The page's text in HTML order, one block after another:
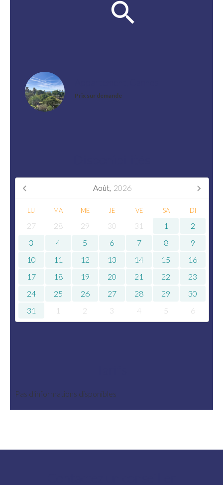
Prix sur demande
Août, 2026
LU MA ME JE VE SA DI
27 28 29 30 31 1
2
3
4 5 6 7 8
9
10
11 12 13 14 15
16
17
18 19 20 21 22
23
24
25 26 27 28 29
30
31
1 2 3 4 5 6
Pas d'informations disponibles